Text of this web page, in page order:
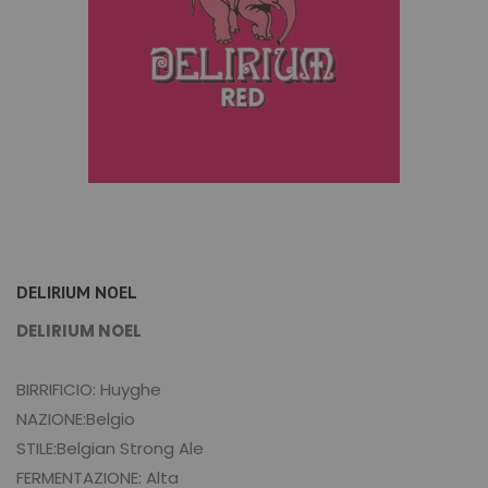
DELIRIUM NOEL
DELIRIUM NOEL
BIRRIFICIO: Huyghe
NAZIONE:Belgio
STILE:Belgian Strong Ale
FERMENTAZIONE: Alta